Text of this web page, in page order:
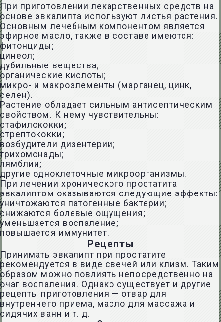
При приготовлении лекарственных средств на
основе эвкалипта используют листья растения.
Основным лечебным компонентом является
эфирное масло, также в составе имеются:
фитонциды;
цинеол;
дубильные вещества;
органические кислоты;
микро- и макроэлементы (марганец, цинк,
селен).
Растение обладает сильным антисептическим
свойством. К нему чувствительны:
стафилококки;
стрептококки;
возбудители дизентерии;
трихомонады;
лямблии;
другие одноклеточные микроорганизмы.
При лечении хронического простатита
эвкалиптом оказываются следующие эффекты:
уничтожаются патогенные бактерии;
снижаются болевые ощущения;
уменьшается воспаление;
повышается иммунитет.
Рецепты
Принимать эвкалипт при простатите
рекомендуется в виде свечей или клизм. Таким
образом можно повлиять непосредственно на
очаг воспаления. Однако существует и другие
рецепты приготовления — отвар для
внутреннего приема, масло для массажа и
сидячих ванн и т. д.